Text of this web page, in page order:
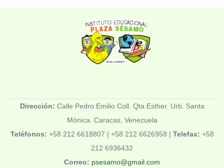
Dirección: Calle Pedro Emilio Coll. Qta Esther. Urb. Santa
Mónica. Caracas, Venezuela
Teléfonos: +58 212 6618807 | +58 212 6626958 | Telefax: +58
212 6936432
Correo: psesamo@gmail.com